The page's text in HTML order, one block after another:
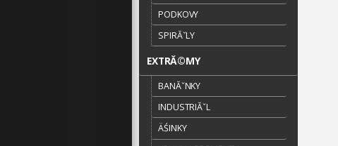
PODKOVY
SPIRĂˇLY
EXTRĂ©MY
BANĂˇNKY
INDUSTRIĂˇL
ÄŚINKY